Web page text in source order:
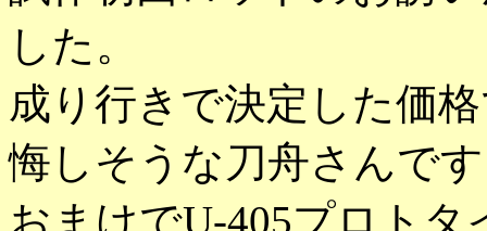
した。
成り行きで決定した価
悔しそうな刀舟さんで
おまけでU-405プロト